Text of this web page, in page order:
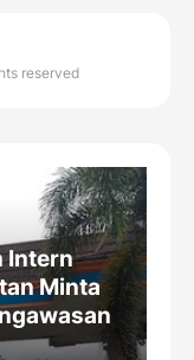
reserved
Intern
Minta